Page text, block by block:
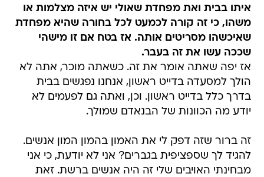
איתו בבית ואת מפחדת שאולי יש איזה מצלמות או
משהו, כי זה קורה לכמעט לכל בחורה שהיא מפחדת
שאיכשהו מסריטים אותה. אז בטח אם זו מישהי
שככה עשו את זה בעבר.
אז יפה שאתה אומר את זה. כשאתה מוכר, אתה לא
הולך למסעדה בדייט ראשון, אנחנו נפגשים בבית
בדרך כלל בדייט ראשון. וכן, ואתה גם לפעמים לא
יודע מה הכוונות של הבנאדם שמולך.
זה ברור שזה דפק לי את האמון בהמון המון אנשים.
להגיד לך שספציפית בגברים? אני לא יודעת, כי אני
מבחינתי האויבים שלי זה היה אנשים ברשת. זאת